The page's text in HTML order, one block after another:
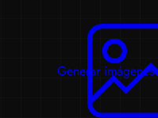
Generar imágenes